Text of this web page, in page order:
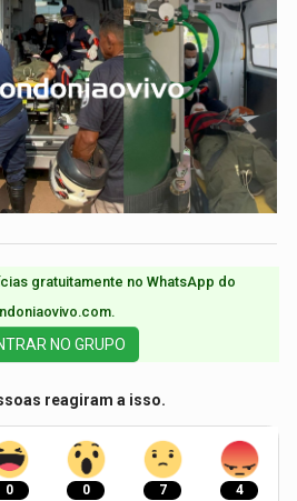
gratuitamente no WhatsApp do
NO GRUPO
reagiram a isso.
0 0 7 4